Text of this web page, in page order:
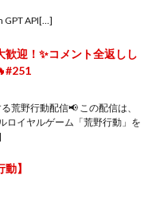
GPT API[…]
歓迎！✨コメント全返しし
荒野行動配信📢 この配信は、
ロイヤルゲーム「荒野行動」を
】